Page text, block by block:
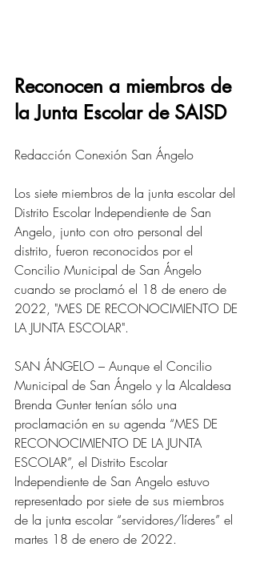
Reconocen a miembros de
la Junta Escolar de SAISD
Redacción Conexión San Ángelo
Los siete miembros de la junta escolar del
Distrito Escolar Independiente de San
Angelo, junto con otro personal del
distrito, fueron reconocidos por el
Concilio Municipal de San Ángelo
cuando se proclamó el 18 de enero de
2022, "MES DE RECONOCIMIENTO DE
LA JUNTA ESCOLAR".
SAN ÁNGELO – Aunque el Concilio
Municipal de San Ángelo y la Alcaldesa
Brenda Gunter tenían sólo una
proclamación en su agenda “MES DE
RECONOCIMIENTO DE LA JUNTA
ESCOLAR”, el Distrito Escolar
Independiente de San Angelo estuvo
representado por siete de sus miembros
de la junta escolar “servidores/líderes” el
martes 18 de enero de 2022.